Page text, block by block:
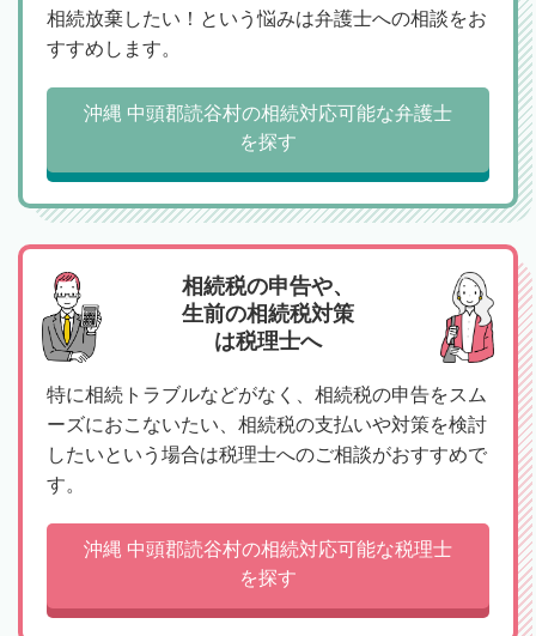
相続放棄したい！という悩みは弁護士への相談をお
すすめします。
沖縄 中頭郡読谷村の相続対応可能な弁護士
を探す
相続税の申告や、
生前の相続税対策
は税理士へ
特に相続トラブルなどがなく、相続税の申告をスム
ーズにおこないたい、相続税の支払いや対策を検討
したいという場合は税理士へのご相談がおすすめで
す。
沖縄 中頭郡読谷村の相続対応可能な税理士
を探す